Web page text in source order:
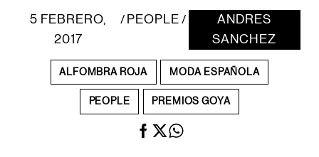
5 FEBRERO,
2017
/ PEOPLE /
ANDRES
SANCHEZ
ALFOMBRA ROJA MODA ESPAÑOLA
PEOPLE PREMIOS GOYA